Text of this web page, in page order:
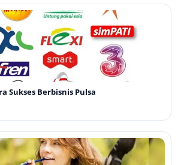
Sukses Berbisnis Pulsa